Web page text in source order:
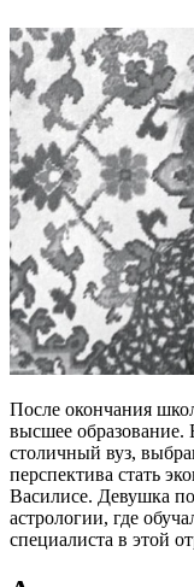
После окончания
высшее
столичный вуз,
перспектива стать
Василисе. Девушка
астрологии, где
специалиста в этой